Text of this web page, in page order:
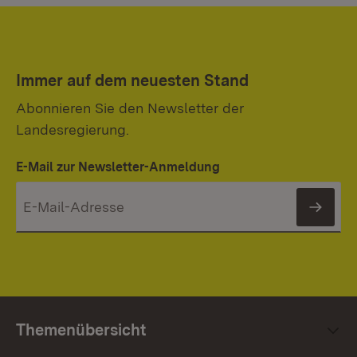
Immer auf dem neuesten Stand
Abonnieren Sie den Newsletter der
Landesregierung.
E-Mail zur Newsletter-Anmeldung
Themenübersicht